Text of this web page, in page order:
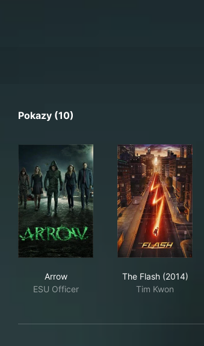
Pokazy (10)
Arrow
ESU Officer
The Flash (2014)
Tim Kwon